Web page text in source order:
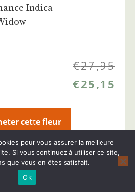
Indica
€27,95
€25,15
cette fleur
sur cette fleur CBD
pour vous assurer la meilleure
Si vous continuez à utiliser ce site,
que vous en êtes satisfait.
Ok